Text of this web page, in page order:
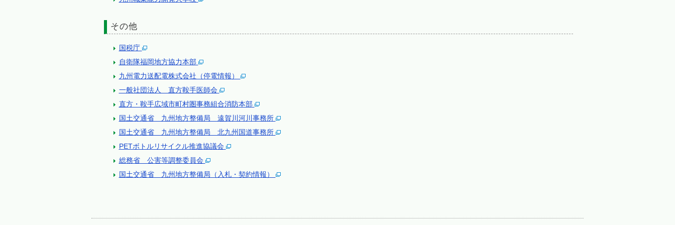
その他
国税庁
自衛隊福岡地方協力本部
九州電力送配電株式会社（停電情報）
一般社団法人 直方鞍手医師会
直方・鞍手広域市町村圏事務組合消防本部
国土交通省 九州地方整備局 遠賀川河川事務所
国土交通省 九州地方整備局 北九州国道事務所
PETボトルリサイクル推進協議会
総務省 公害等調整委員会
国土交通省 九州地方整備局（入札・契約情報）